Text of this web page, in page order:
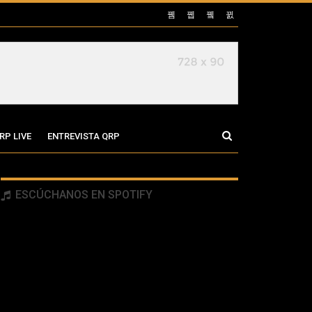
LIVE ENTREVISTA QRP
ESCÚCHANOS EN SPOTIFY